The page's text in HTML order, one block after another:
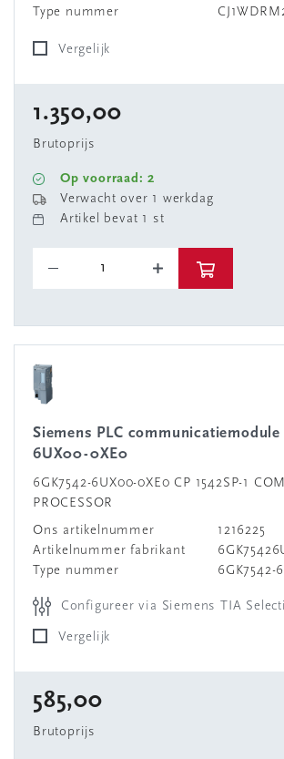
Type nummer
Vergelijk
1.350,00
Brutoprijs
Op voorraad: 2
Verwacht over 1 werkdag
Artikel bevat 1 st
Siemens PLC communicatiemodule 6GK7542-
6UX00-0XE0
6GK7542-6UX00-0XE0 CP 1542SP-1
PROCESSOR
Ons artikelnummer
1216225
Artikelnummer fabrikant
Type nummer
6GK7542-
Configureer via Siemens TIA
Vergelijk
585,00
Brutoprijs